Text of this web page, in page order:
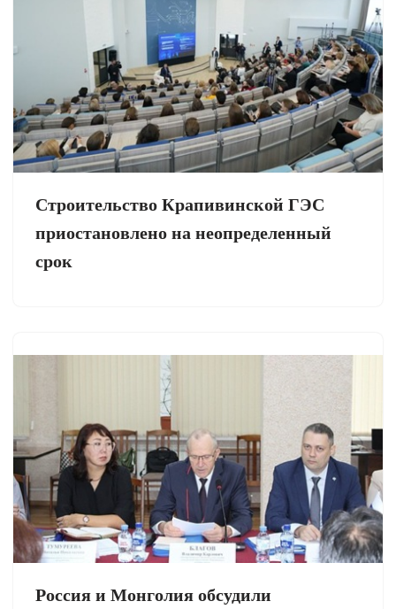
Строительство Крапивинской ГЭС
приостановлено на неопределенный
срок
Россия и Монголия обсудили